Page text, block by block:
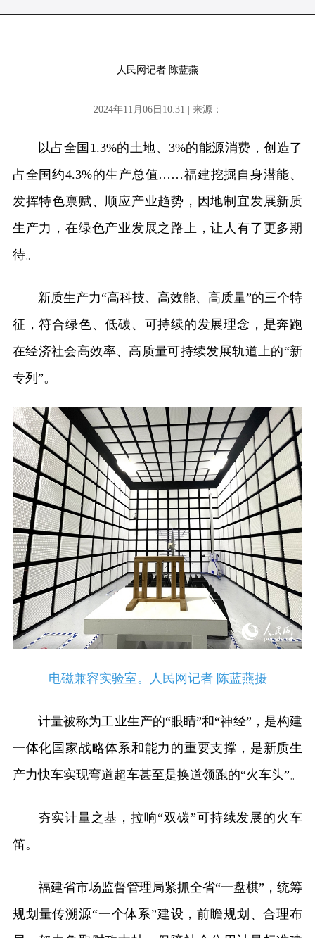
人民网记者 陈蓝燕
2024年11月06日10:31 | 来源：
以占全国1.3%的土地、3%的能源消费，创造了
占全国约4.3%的生产总值……福建挖掘自身潜能、
发挥特色禀赋、顺应产业趋势，因地制宜发展新质
生产力，在绿色产业发展之路上，让人有了更多期
待。
新质生产力“高科技、高效能、高质量”的三个特
征，符合绿色、低碳、可持续的发展理念，是奔跑
在经济社会高效率、高质量可持续发展轨道上的“新
专列”。
电磁兼容实验室。人民网记者 陈蓝燕摄
计量被称为工业生产的“眼睛”和“神经”，是构建
一体化国家战略体系和能力的重要支撑，是新质生
产力快车实现弯道超车甚至是换道领跑的“火车头”。
夯实计量之基，拉响“双碳”可持续发展的火车
笛。
福建省市场监督管理局紧抓全省“一盘棋”，统筹
规划量传溯源“一个体系”建设，前瞻规划、合理布